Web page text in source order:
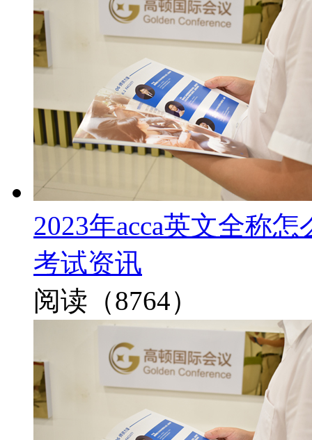
2023年acca英文全称
考试资讯
阅读（8764）